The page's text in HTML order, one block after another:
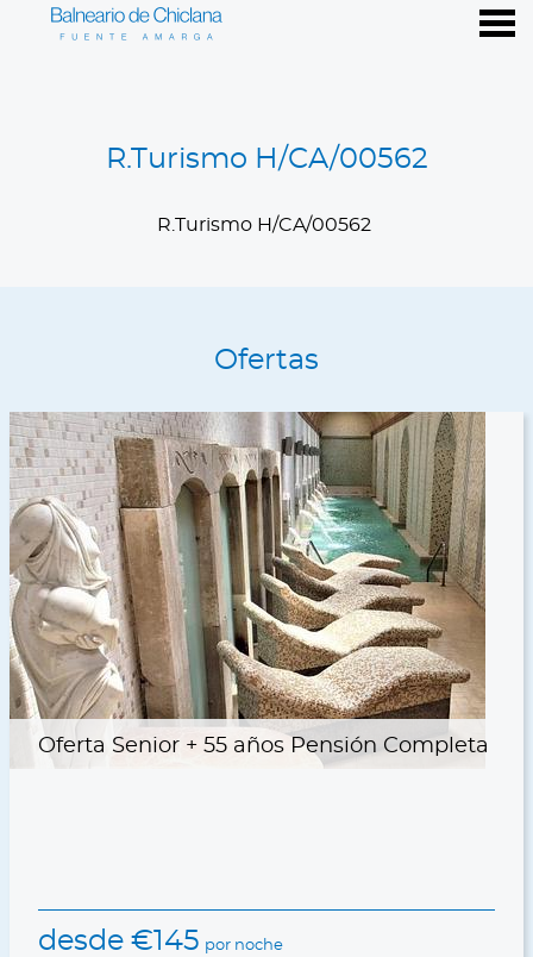
R.Turismo H/CA/00562
R.Turismo H/CA/00562
Ofertas
Oferta Senior + 55 años Pensión Completa
desde €145 por noche